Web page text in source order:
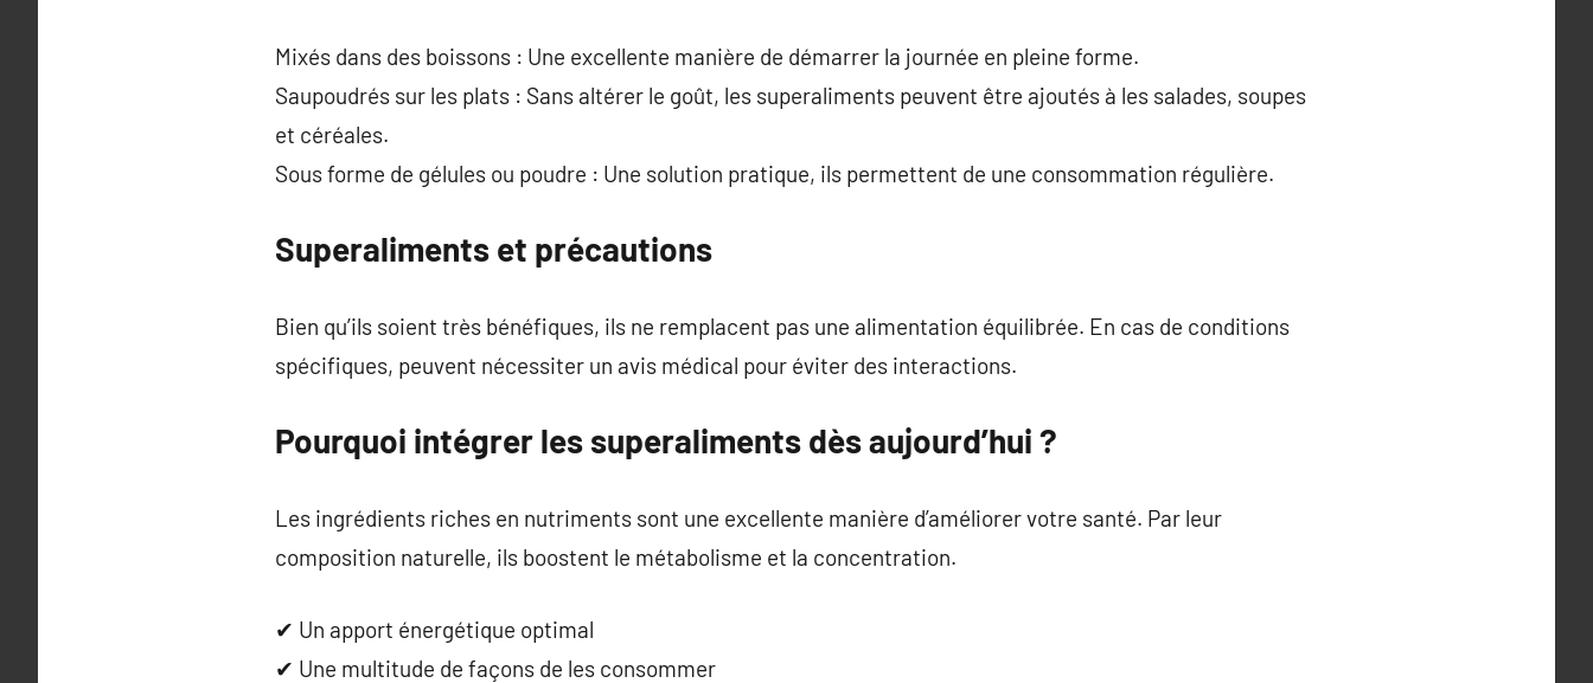
Mixés dans des boissons : Une excellente manière de démarrer la journée en pleine forme.
Saupoudrés sur les plats : Sans altérer le goût, les superaliments peuvent être ajoutés à les salades, soupes
et céréales.
Sous forme de gélules ou poudre : Une solution pratique, ils permettent de une consommation régulière.
Superaliments et précautions
Bien qu’ils soient très bénéfiques, ils ne remplacent pas une alimentation équilibrée. En cas de conditions
spécifiques, peuvent nécessiter un avis médical pour éviter des interactions.
Pourquoi intégrer les superaliments dès aujourd’hui ?
Les ingrédients riches en nutriments sont une excellente manière d’améliorer votre santé. Par leur
composition naturelle, ils boostent le métabolisme et la concentration.
✔ Un apport énergétique optimal
✔ Une multitude de façons de les consommer